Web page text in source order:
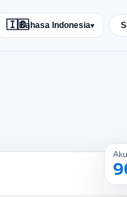
🇮🇩Bahasa Indonesia▾